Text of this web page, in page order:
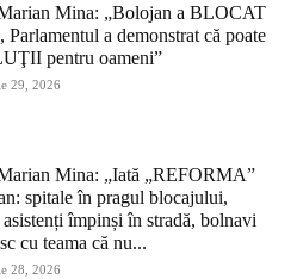
Mina: „Bolojan a BLOCAT
Parlamentul a demonstrat că poate
pentru oameni”
29, 2026
Mina: „Iată „REFORMA”
spitale în pragul blocajului,
împinși în stradă, bolnavi
cu teama că nu...
28, 2026